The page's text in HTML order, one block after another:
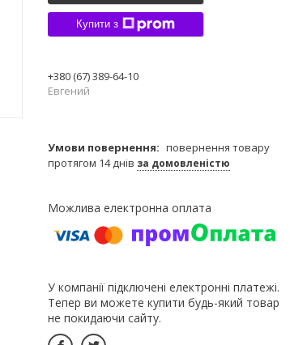
Купити з
+380 (67) 389-64-10
Евгений
повернення товару
протягом 14 днів за домовленістю
У компанії підключені електронні платежі.
Тепер ви можете купити будь-який товар
не покидаючи сайту.